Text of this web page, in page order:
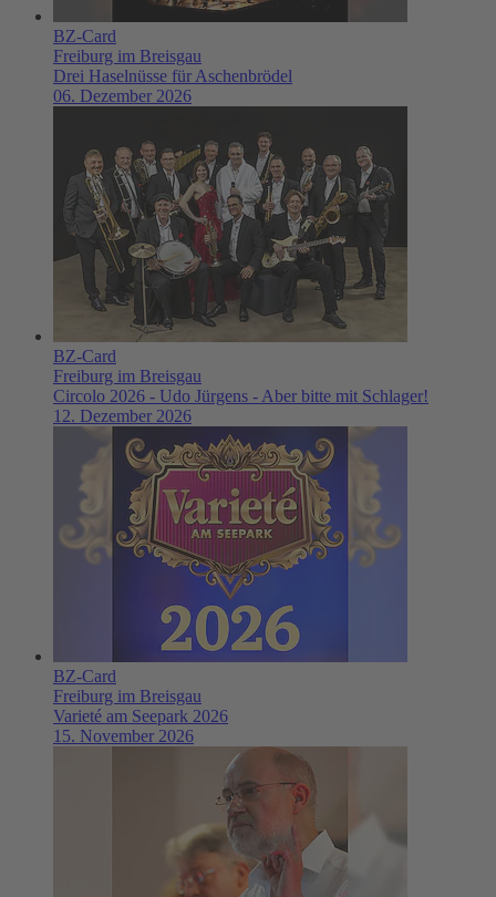
BZ-Card
Freiburg im Breisgau
Drei Haselnüsse für Aschenbrödel
06. Dezember 2026
BZ-Card
Freiburg im Breisgau
Circolo 2026 - Udo Jürgens - Aber bitte mit Schlager!
12. Dezember 2026
BZ-Card
Freiburg im Breisgau
Varieté am Seepark 2026
15. November 2026